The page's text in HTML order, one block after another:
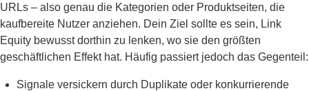
URLs – also genau die Kategorien oder Produktseiten, die
kaufbereite Nutzer anziehen. Dein Ziel sollte es sein, Link
Equity bewusst dorthin zu lenken, wo sie den größten
geschäftlichen Effekt hat. Häufig passiert jedoch das Gegenteil:
Signale versickern durch Duplikate oder konkurrierende